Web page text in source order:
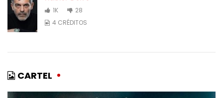
1K
28
4 CRÉDITOS
CARTEL